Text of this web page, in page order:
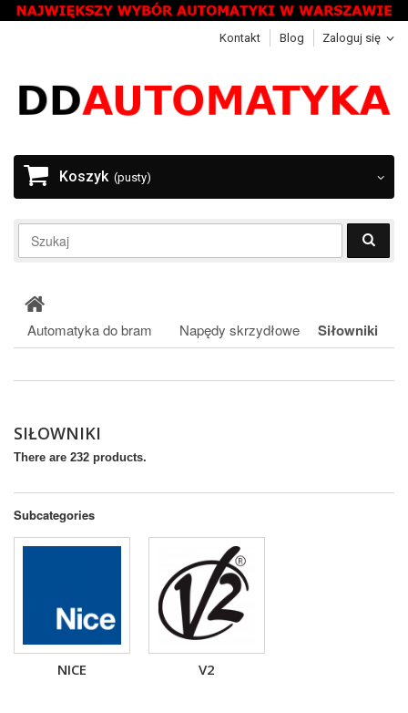
Zaloguj się
Kontakt Blog
Koszyk (pusty)
Automatyka do bram Napędy skrzydłowe Siłowniki
SIŁOWNIKI
There are 232 products.
Subcategories
NICE V2